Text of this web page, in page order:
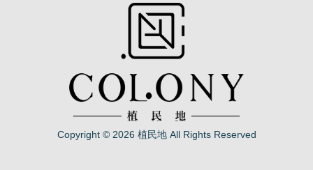
Copyright © 2026 植民地 All Rights Reserved